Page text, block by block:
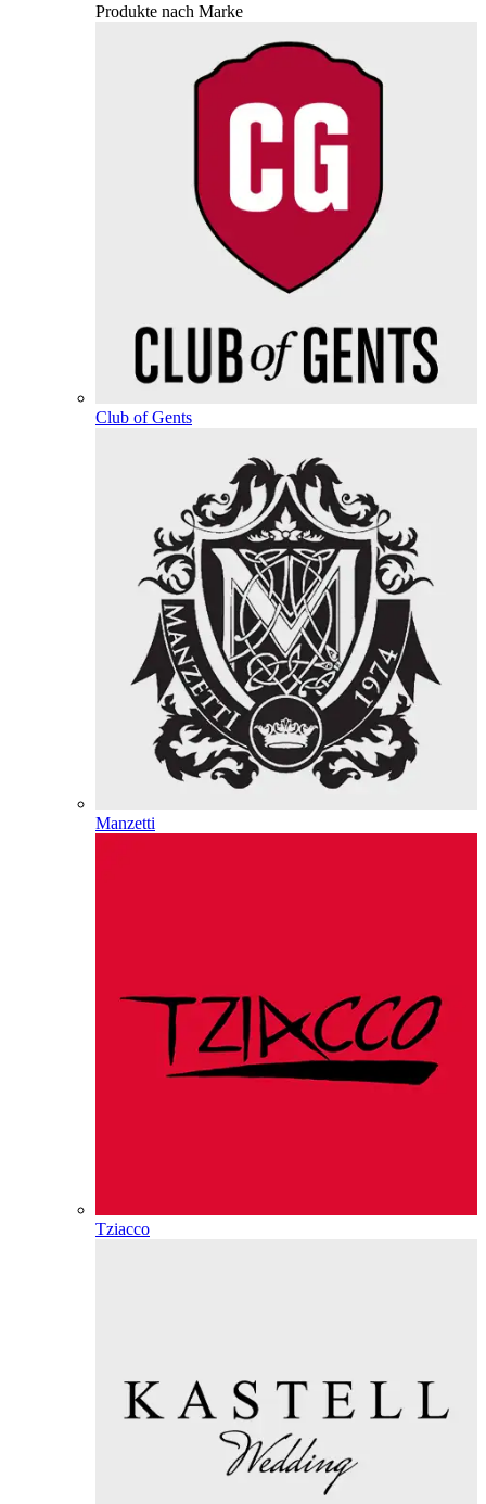
Produkte nach Marke
Club of Gents
Manzetti
Tziacco